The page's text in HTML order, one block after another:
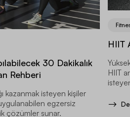
30 Dakikalık
Rehberi
kazanmak isteyen kişiler
egzersiz
çözümler sunar.
HIIT
HIIT